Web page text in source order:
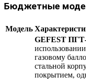
Бюджетные
Модель
GEFEST
газовому
стальной
покрытием,